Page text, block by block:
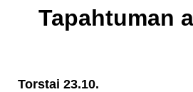
Tapahtuman
Torstai 23.10.